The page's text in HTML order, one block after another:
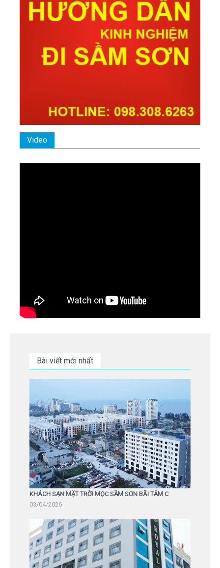
Video
Bài viết mới nhất
KHÁCH SẠN MẶT TRỜI MỌC SẦM SƠN BÃI TẮM C
03/04/2026